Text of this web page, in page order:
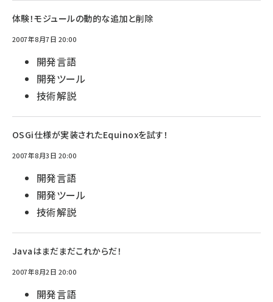
体験！モジュールの動的な追加と削除
2007年8月7日 20:00
開発言語
開発ツール
技術解説
OSGi仕様が実装されたEquinoxを試す！
2007年8月3日 20:00
開発言語
開発ツール
技術解説
Javaはまだまだこれからだ！
2007年8月2日 20:00
開発言語